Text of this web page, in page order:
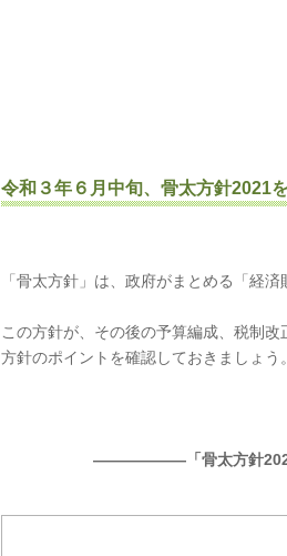
令和３年６月中旬、骨太方針2021
「骨太方針」は、政府がまとめる「経
この方針が、その後の予算編成、税制
方針のポイントを確認しておきましょう。
――――――「骨太方針